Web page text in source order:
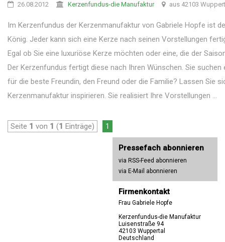
26.08.2012 Kerzenfundus-die Manufaktur aus 42103
Im Kerzenfundus der Kerzenmanufaktur von Gabriele Hopfe ist
König. Jeder kann sich eine Kerze nach seinen Vorstellungen
Egal ob Sie eine luxuriöse Kerze möchten oder eine, die der
Der Kerzenfundus fertigt diese nach Ihren Wünschen. Sie suchen
für die beste Freundin, den Freund oder die Familie? Lassen Sie
Kerzenmanufaktur inspirieren. Sie realisiert Ihre Vorstellungen ...
Seite 1 von 1 (1 Einträge) 1
Pressefach abonnieren
via RSS-Feed abonnieren
via E-Mail abonnieren
Firmenkontakt
Frau Gabriele Hopfe
Kerzenfundus-die Manufaktur
Luisenstraße 94
42103 Wuppertal
Deutschland